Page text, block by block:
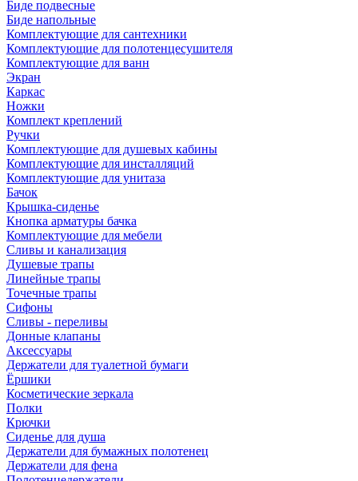
Биде подвесные
Биде напольные
Комплектующие для сантехники
Комплектующие для полотенцесушителя
Комплектующие для ванн
Экран
Каркас
Ножки
Комплект креплений
Ручки
Комплектующие для душевых кабины
Комплектующие для инсталляций
Комплектующие для унитаза
Бачок
Крышка-сиденье
Кнопка арматуры бачка
Комплектующие для мебели
Сливы и канализация
Душевые трапы
Линейные трапы
Точечные трапы
Сифоны
Сливы - переливы
Донные клапаны
Аксессуары
Держатели для туалетной бумаги
Ёршики
Косметические зеркала
Полки
Крючки
Сиденье для душа
Держатели для бумажных полотенец
Держатели для фена